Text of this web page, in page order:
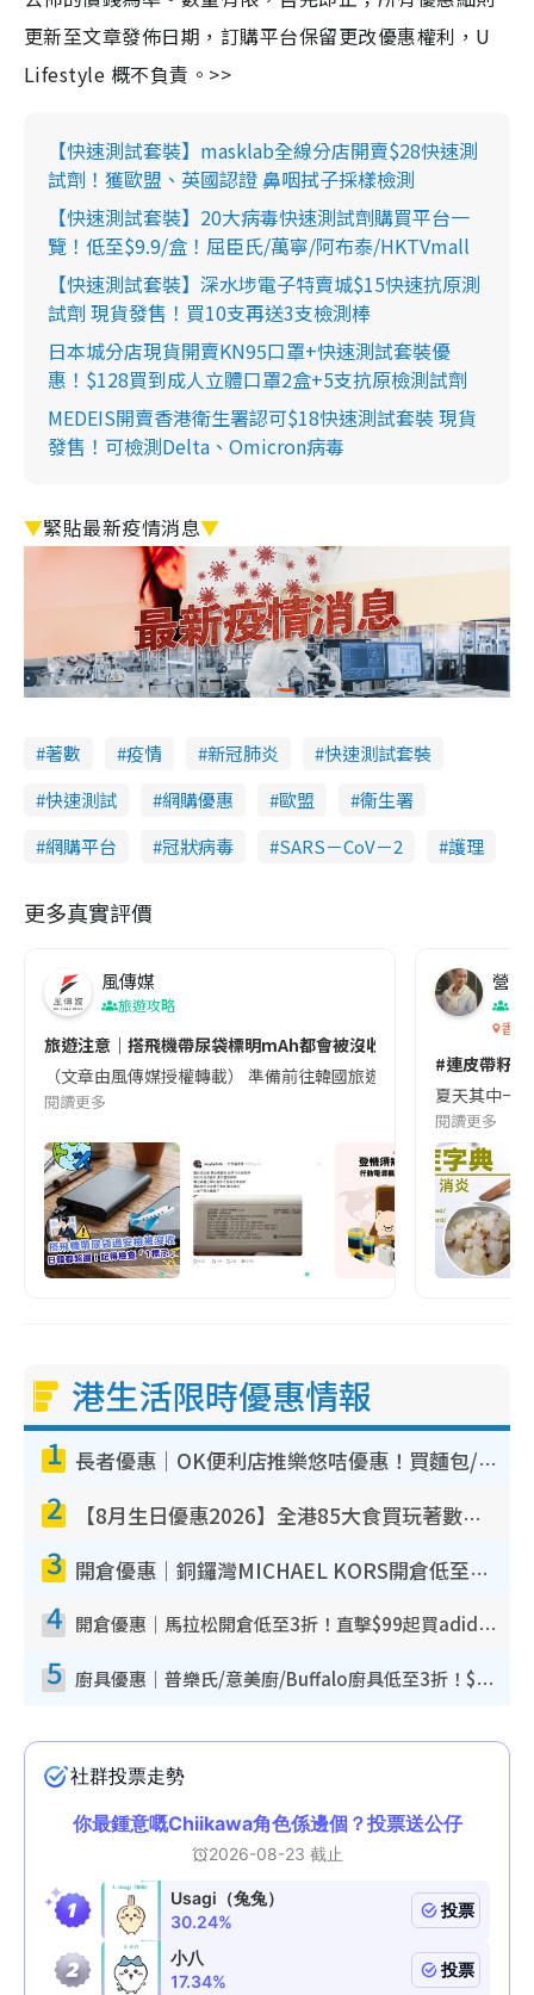
更新至文章發佈日期，訂購平台保留更改優惠權利，U
Lifestyle 概不負責。>>
【快速測試套裝】masklab全線分店開賣$28快速測
試劑！獲歐盟、英國認證 鼻咽拭子採樣檢測
【快速測試套裝】20大病毒快速測試劑購買平台一
覽！低至$9.9/盒！屈臣氏/萬寧/阿布泰/HKTVmall
【快速測試套裝】深水埗電子特賣城$15快速抗原測
試劑 現貨發售！買10支再送3支檢測棒
日本城分店現貨開賣KN95口罩+快速測試套裝優
惠！$128買到成人立體口罩2盒+5支抗原檢測試劑
MEDEIS開賣香港衛生署認可$18快速測試套裝 現貨
發售！可檢測Delta、Omicron病毒
▼緊貼最新疫情消息▼
著數 疫情 新冠肺炎
快速測試套裝
快速測試
網購優惠 歐盟
衞生署
網購平台
冠狀病毒 SARS－CoV－2 護理
更多真實評價
風傳媒
旅遊攻略
旅遊注意｜搭飛機帶尿袋標明mAh都會被沒收😱出發前切記檢查
（文章由風傳媒授權轉載） 準備前往韓國旅遊的民眾，近期要
閱讀更多
營養
香港
#連皮帶籽
夏天其中一
閱讀更多
港生活限時優惠情報
1 長者優惠｜OK便利店推樂悠咭優惠！買麵包/牛奶/保健品拍卡即減
2 【8月生日優惠2026】全港85大食買玩著數攻略 自助餐/火鍋放題同行免費＋誠品/DONKI送現金券
3 開倉優惠｜銅鑼灣MICHAEL KORS開倉低至17折！直擊$500起買手袋/銀包/鞋款 必買經典Jet Set系列
4 開倉優惠｜馬拉松開倉低至3折！直擊$99起買adidas／New Balance／Puma鞋款 STANLEY保溫杯劈價至$119起
5 廚具優惠｜普樂氏/意美廚/Buffalo廚具低至3折！$89起買煎鍋／炒鑊／個人鍋 同場小家電激減至$99起